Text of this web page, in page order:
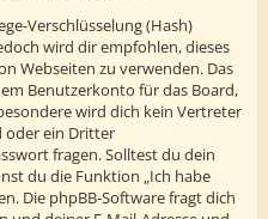
Verschlüsselung (Hash)
wird dir empfohlen, dieses
Webseiten zu verwenden. Das
Benutzerkonto für das Board,
wird dich kein Vertreter
oder ein Dritter
fragen. Solltest du dein
du die Funktion „Ich habe
Die phpBB-Software fragt dich